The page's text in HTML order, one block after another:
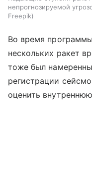
непрогнозируемой
Freepik
Во время
нескольких ракет
тоже был
регистрации
оценить